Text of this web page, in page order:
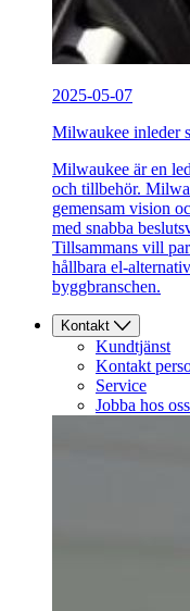
2025-05-07
Milwaukee inleder
Milwaukee är en
och tillbehör.
gemensam vision
med snabba
Tillsammans vill
hållbara el-
byggbranschen.
Kontakt
Kundtjänst
Kontakt
Service
Jobba hos oss